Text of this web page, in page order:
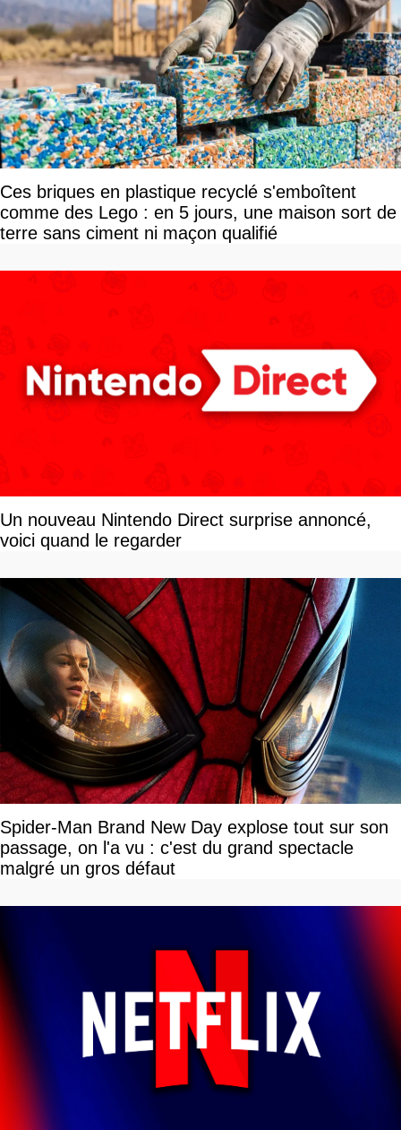
Ces briques en plastique recyclé s'emboîtent
comme des Lego : en 5 jours, une maison sort de
terre sans ciment ni maçon qualifié
Un nouveau Nintendo Direct surprise annoncé,
voici quand le regarder
Spider-Man Brand New Day explose tout sur son
passage, on l'a vu : c'est du grand spectacle
malgré un gros défaut